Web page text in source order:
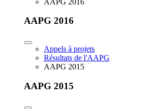
AAPG 2016
Appels à projets
Résultats de l'AAPG
AAPG 2015
AAPG 2015